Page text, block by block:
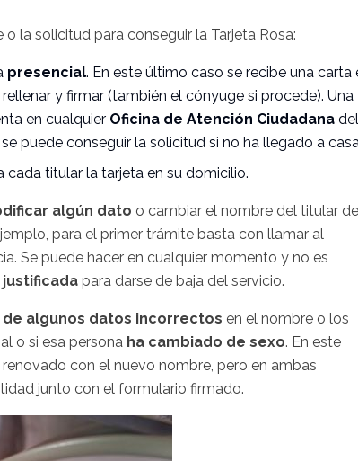
la solicitud para conseguir la Tarjeta Rosa:
presencial. En este último caso se recibe una carta
y firmar (también el cónyuge si procede). Una
en cualquier Oficina de Atención Ciudadana del
puede conseguir la solicitud si no ha llegado a
cada titular la tarjeta en su domicilio.
algún dato o cambiar el nombre del titular
para el primer trámite basta con llamar al
Se puede hacer en cualquier momento y no es
justificada para darse de baja del servicio.
algunos datos incorrectos en el nombre o los
o si esa persona ha cambiado de sexo. En este
con el nuevo nombre, pero en ambas
junto con el formulario firmado.